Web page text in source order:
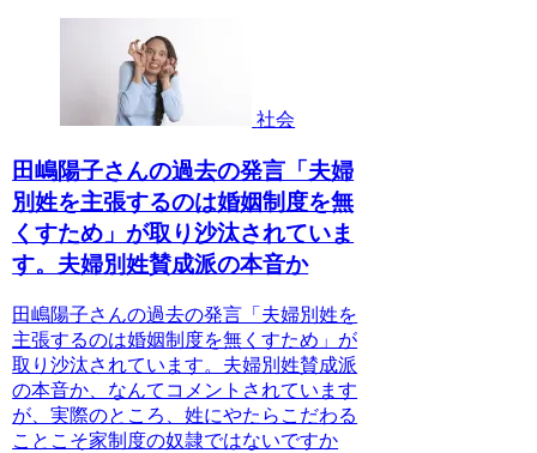
社会
田嶋陽子さんの過去の発言「夫婦
別姓を主張するのは婚姻制度を無
くすため」が取り沙汰されていま
す。夫婦別姓賛成派の本音か
田嶋陽子さんの過去の発言「夫婦別姓を
主張するのは婚姻制度を無くすため」が
取り沙汰されています。夫婦別姓賛成派
の本音か、なんてコメントされています
が、実際のところ、姓にやたらこだわる
ことこそ家制度の奴隷ではないですか